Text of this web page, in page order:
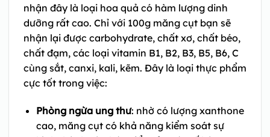
nhận đây là loại hoa quả có hàm lượng dinh
dưỡng rất cao. Chỉ với 100g măng cụt bạn sẽ
nhận lại được carbohydrate, chất xơ, chất béo,
chất đạm, các loại vitamin B1, B2, B3, B5, B6, C
cùng sắt, canxi, kali, kẽm. Đây là loại thực phẩm
cực tốt trong việc:
Phòng ngừa ung thư: nhờ có lượng xanthone
cao, măng cụt có khả năng kiểm soát sự